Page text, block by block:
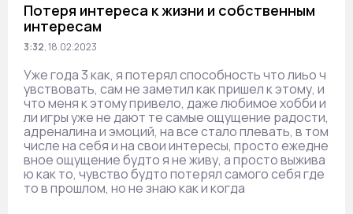
Потеря интереса к жизни и собственным
интересам
3:32,18.02.2023
Уже года 3 как, я потерял способность что лиьо ч
увствовать, сам не заметил как пришел к этому, и
что меня к этому привело, даже любимое хобби и
ли игры уже не дают те самые ощущение радости,
адреналина и эмоций, на все стало плевать, в том
числе на себя и на свои интересы, просто ежедне
вное ощущение будто я не живу, а просто выжива
ю как то, чувство будто потерял самого себя где
то в прошлом, но не знаю как и когда